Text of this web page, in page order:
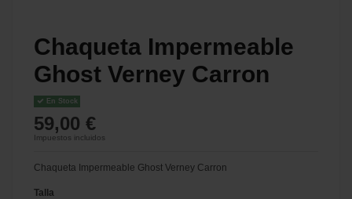
Chaqueta Impermeable
Ghost Verney Carron
En Stock
59,00 €
Impuestos incluidos
Chaqueta Impermeable Ghost Verney Carron
Talla